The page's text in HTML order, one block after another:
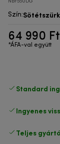
NBF550DG
Szín:
64 990 Ft
*ÁFA-val együtt
Standard
Ingyenes
Teljes